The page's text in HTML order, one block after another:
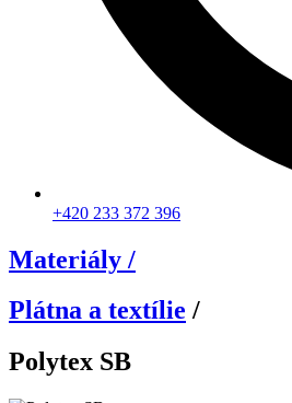
+420 233 372 396
Materiály /
Plátna a textílie /
Polytex SB